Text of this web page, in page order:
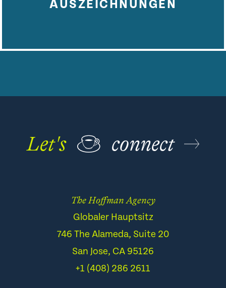
AUSZEICHNUNGEN
Let's ☕ connect
The Hoffman Agency
Globaler Hauptsitz
746 The Alameda, Suite 20
San Jose, CA 95126
+1 (408) 286 2611